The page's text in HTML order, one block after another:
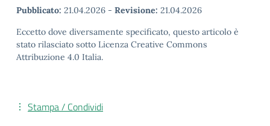
Pubblicato: 21.04.2026 - Revisione: 21.04.2026
Eccetto dove diversamente specificato, questo articolo è
stato rilasciato sotto Licenza Creative Commons
Attribuzione 4.0 Italia.
Stampa / Condividi